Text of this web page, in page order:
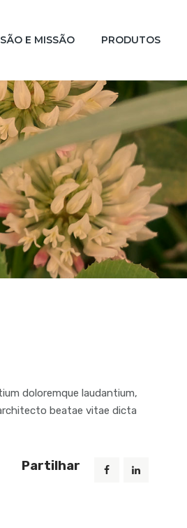
E MISSÃO PRODUTOS
doloremque laudantium,
beatae vitae dicta
Partilhar